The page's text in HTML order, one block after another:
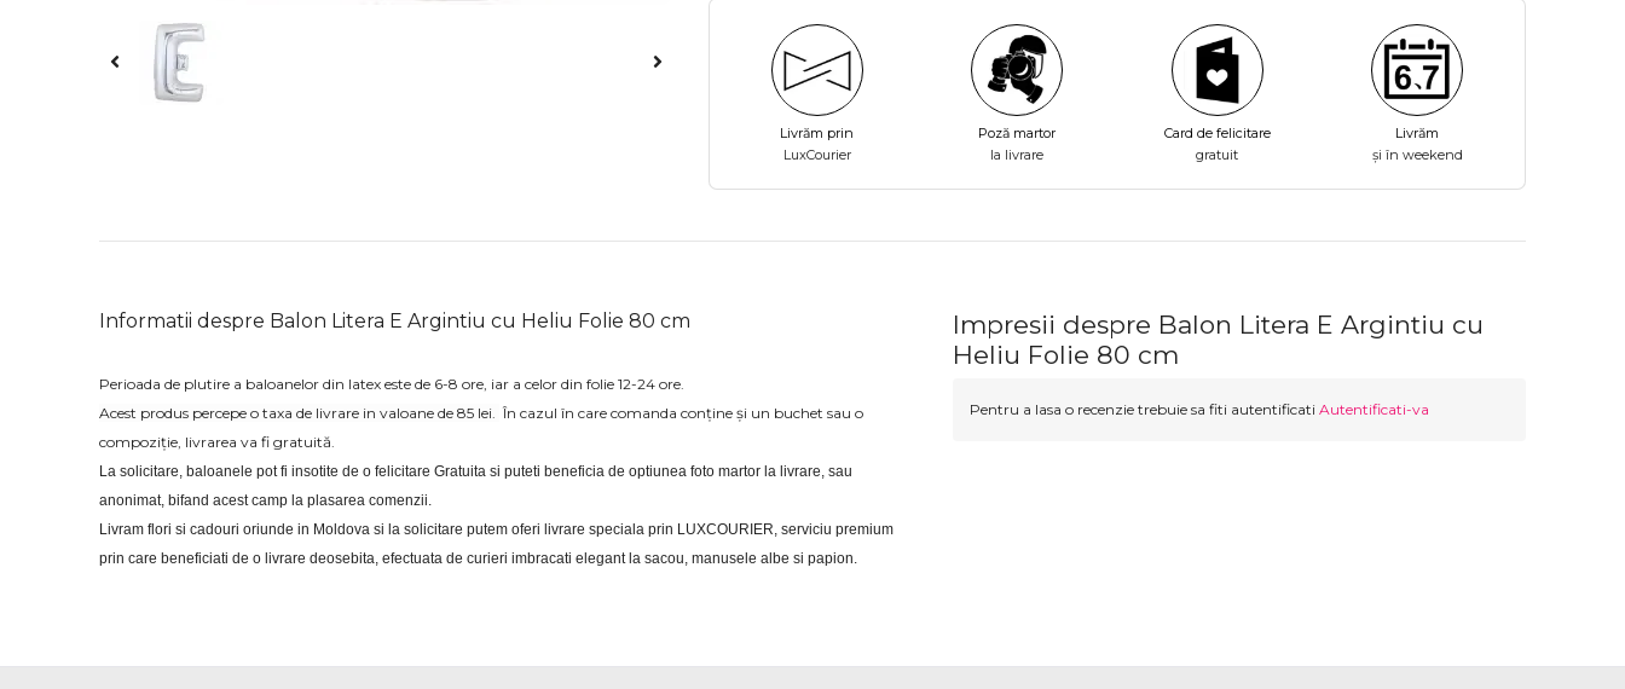
Livrăm prin
LuxCourier
Poză martor
la livrare
Card de felicitare
gratuit
Livrăm
și în weekend
Informatii despre Balon Litera E Argintiu cu Heliu Folie 80 cm
Perioada de plutire a baloanelor din latex este de 6-8 ore, iar a celor din folie 12-24 ore.
Acest produs percepe o taxa de livrare in valoane de 85 lei.
În cazul în care comanda conține și un buchet sau o
compoziție, livrarea va fi gratuită.
La solicitare, baloanele pot fi insotite de o felicitare Gratuita si puteti beneficia de optiunea foto martor la livrare, sau
anonimat, bifand acest camp la plasarea comenzii.
Livram flori si cadouri oriunde in Moldova si la solicitare putem oferi livrare speciala prin LUXCOURIER, serviciu premium
prin care beneficiati de o livrare deosebita, efectuata de curieri imbracati elegant la sacou, manusele albe si papion.
Impresii despre Balon Litera E Argintiu cu
Heliu Folie 80 cm
Pentru a lasa o recenzie trebuie sa fiti autentificati Autentificati-va